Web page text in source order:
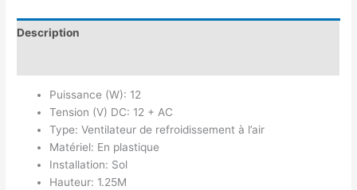
Description
Puissance (W): 12
Tension (V) DC: 12 + AC
Type: Ventilateur de refroidissement à l’air
Matériel: En plastique
Installation: Sol
Hauteur: 1.25M